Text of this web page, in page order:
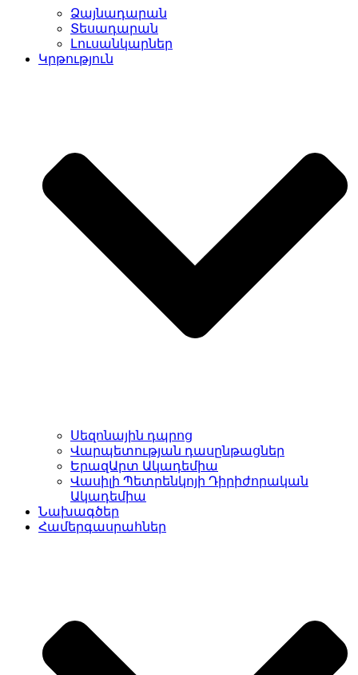
Ձայնադարան
Տեսադարան
Լուսանկարներ
Կրթություն
Սեզոնային դպրոց
Վարպետության դասընթացներ
ԵրազԱրտ Ակադեմիա
Վասիլի Պետրենկոյի Դիրիժորական
Ակադեմիա
Նախագծեր
Համերգասրահներ